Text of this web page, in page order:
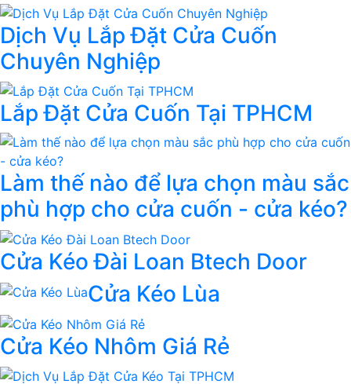
Dịch Vụ Lắp Đặt Cửa Cuốn
Chuyên Nghiệp
Lắp Đặt Cửa Cuốn Tại TPHCM
Làm thế nào để lựa chọn màu sắc
phù hợp cho cửa cuốn - cửa kéo?
Cửa Kéo Đài Loan Btech Door
Cửa Kéo Lùa
Cửa Kéo Nhôm Giá Rẻ